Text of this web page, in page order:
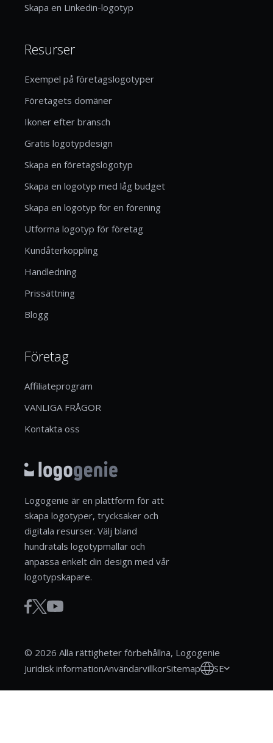
Skapa en Linkedin-logotyp
Resurser
Exempel på företagslogotyper
Företagets domäner
Ikoner efter bransch
Gratis logotypdesign
Skapa en företagslogotyp
Skapa en logotyp med låg budget
Skapa en logotyp för en förening
Utforma logotyp för företag
Kundåterkoppling
Handledning
Prissättning
Blogg
Företag
Affiliateprogram
VANLIGA FRÅGOR
Kontakta oss
Logogenie är en plattform för att
skapa logotyper, trycksaker och
digitala resurser. Välj bland
hundratals logotypmallar och
anpassa enkelt din design med vår
logotypskapare.
© 2026 Alla rättigheter förbehållna, Logogenie
Juridisk informationAnvändarvillkorSitemap SE